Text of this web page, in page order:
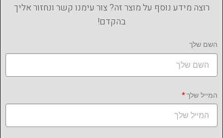
רוצה מידע נוסף על מוצר זה? צור עימנו קשר ונחזור אליך
בהקדם!
השם שלך
המייל שלך